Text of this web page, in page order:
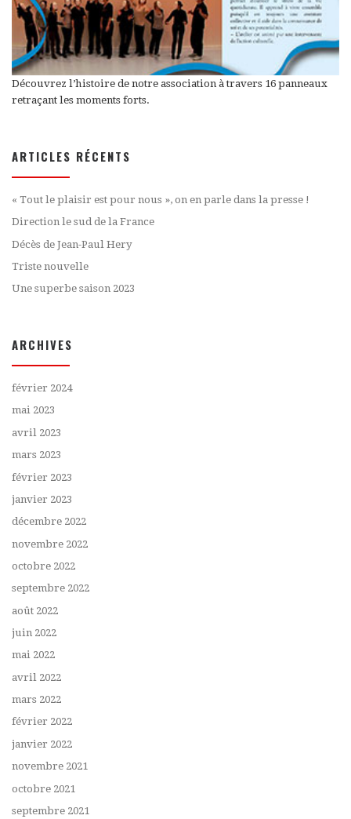
Découvrez l’histoire de notre association à travers 16 panneaux
retraçant les moments forts.
ARTICLES RÉCENTS
« Tout le plaisir est pour nous », on en parle dans la presse !
Direction le sud de la France
Décès de Jean-Paul Hery
Triste nouvelle
Une superbe saison 2023
ARCHIVES
février 2024
mai 2023
avril 2023
mars 2023
février 2023
janvier 2023
décembre 2022
novembre 2022
octobre 2022
septembre 2022
août 2022
juin 2022
mai 2022
avril 2022
mars 2022
février 2022
janvier 2022
novembre 2021
octobre 2021
septembre 2021